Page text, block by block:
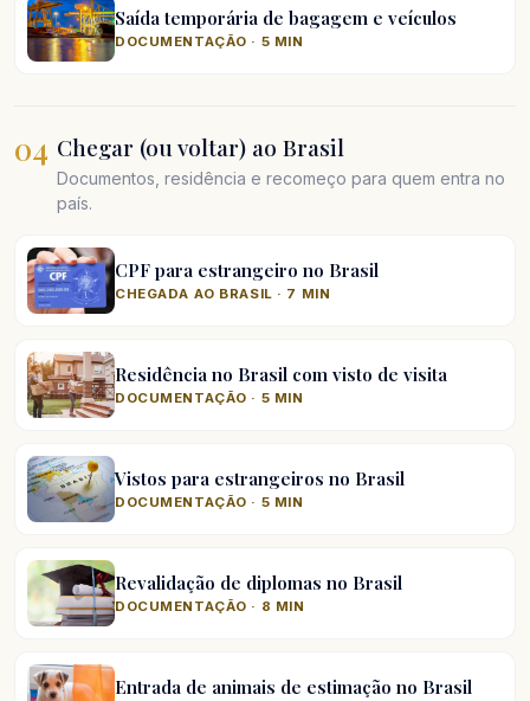
Saída temporária de bagagem e veículos
DOCUMENTAÇÃO · 5 MIN
04 Chegar (ou voltar) ao Brasil
Documentos, residência e recomeço para quem entra no
país.
CPF para estrangeiro no Brasil
CHEGADA AO BRASIL · 7 MIN
Residência no Brasil com visto de visita
DOCUMENTAÇÃO · 5 MIN
Vistos para estrangeiros no Brasil
DOCUMENTAÇÃO · 5 MIN
Revalidação de diplomas no Brasil
DOCUMENTAÇÃO · 8 MIN
Entrada de animais de estimação no Brasil